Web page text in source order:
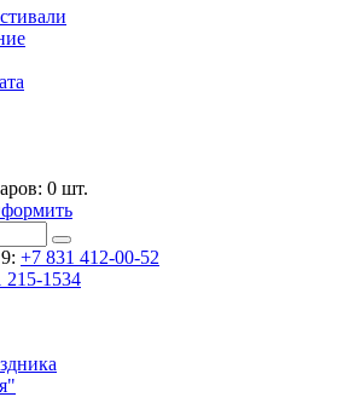
0 шт.
+7 831 412-00-52
215-1534